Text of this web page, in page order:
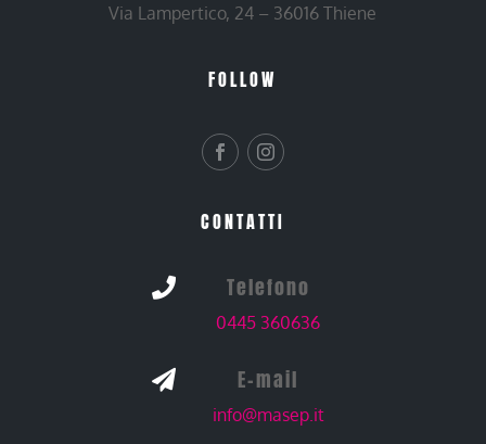
Via Lampertico, 24 – 36016 Thiene
FOLLOW
CONTATTI
 Telefono
0445 360636
 E-mail
info@masep.it